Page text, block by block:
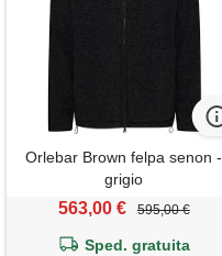
Orlebar Brown felpa senon -
grigio
563,00 € 595,00 €
Sped. gratuita